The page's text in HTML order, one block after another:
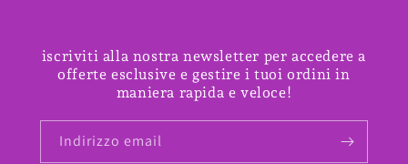
iscriviti alla nostra newsletter per accedere a
offerte esclusive e gestire i tuoi ordini in
maniera rapida e veloce!
Indirizzo email